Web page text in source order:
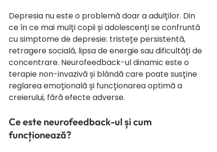
Depresia nu este o problemă doar a adulților. Din
ce în ce mai mulți copii și adolescenți se confruntă
cu simptome de depresie: tristețe persistentă,
retragere socială, lipsa de energie sau dificultăți de
concentrare. Neurofeedback-ul dinamic este o
terapie non-invazivă și blândă care poate susține
reglarea emoțională și funcționarea optimă a
creierului, fără efecte adverse.
Ce este neurofeedback-ul și cum
funcționează?